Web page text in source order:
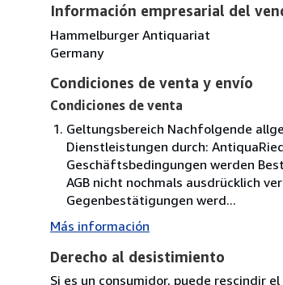
Información empresarial del
Hammelburger Antiquariat
Germany
Condiciones de venta y envío
Condiciones de venta
Geltungsbereich Nachfolgende
Dienstleistungen durch:
Geschäftsbedingungen werden
AGB nicht nochmals ausdrücklich
Gegenbestätigungen werd...
Más información
Derecho al desistimiento
Si es un consumidor, puede rescindir